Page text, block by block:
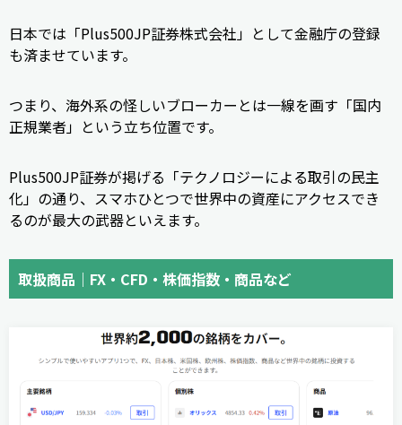
日本では「Plus500JP証券株式会社」として金融庁の登録
も済ませています。
つまり、海外系の怪しいブローカーとは一線を画す「国内
正規業者」という立ち位置です。
Plus500JP証券が掲げる「テクノロジーによる取引の民主
化」の通り、スマホひとつで世界中の資産にアクセスでき
るのが最大の武器といえます。
取扱商品｜FX・CFD・株価指数・商品など